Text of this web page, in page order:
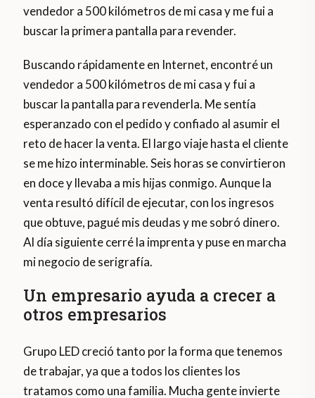
vendedor a 500 kilómetros de mi casa y me fui a
buscar la primera pantalla para revender.
Buscando rápidamente en Internet, encontré un
vendedor a 500 kilómetros de mi casa y fui a
buscar la pantalla para revenderla. Me sentía
esperanzado con el pedido y confiado al asumir el
reto de hacer la venta. El largo viaje hasta el cliente
se me hizo interminable. Seis horas se convirtieron
en doce y llevaba a mis hijas conmigo. Aunque la
venta resultó difícil de ejecutar, con los ingresos
que obtuve, pagué mis deudas y me sobró dinero.
Al día siguiente cerré la imprenta y puse en marcha
mi negocio de serigrafía.
Un empresario ayuda a crecer a
otros empresarios
Grupo LED creció tanto por la forma que tenemos
de trabajar, ya que a todos los clientes los
tratamos como una familia. Mucha gente invierte